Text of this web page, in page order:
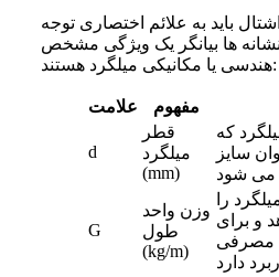
باید به علائم اختصاری توجه
ها بیانگر یک ویژگی مشخص
هندسی یا مکانیکی میلگرد هستند:
علامت مفهوم
d
قطر
میلگرد
(mm)
که
سایز
G
وزن واحد
طول
(kg/m)
را
و برای
مصرفی